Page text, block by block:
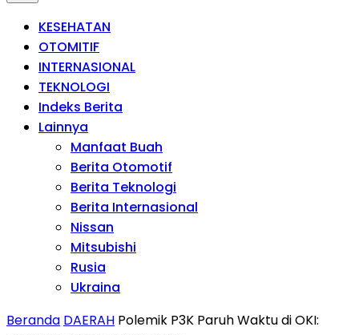
KESEHATAN
OTOMITIF
INTERNASIONAL
TEKNOLOGI
Indeks Berita
Lainnya
Manfaat Buah
Berita Otomotif
Berita Teknologi
Berita Internasional
Nissan
Mitsubishi
Rusia
Ukraina
Beranda DAERAH Polemik P3K Paruh Waktu di OKI: